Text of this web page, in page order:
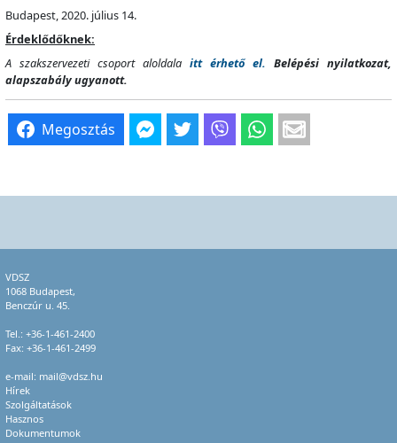
Budapest, 2020. július 14.
Érdeklődőknek:
A szakszervezeti csoport aloldala itt érhető el.
Belépési nyilatkozat,
alapszabály ugyanott.
Megosztás
VDSZ
1068 Budapest,
Benczúr u. 45.
Tel.: +36-1-461-2400
Fax: +36-1-461-2499
e-mail: mail@vdsz.hu
Hírek
Szolgáltatások
Hasznos
Dokumentumok